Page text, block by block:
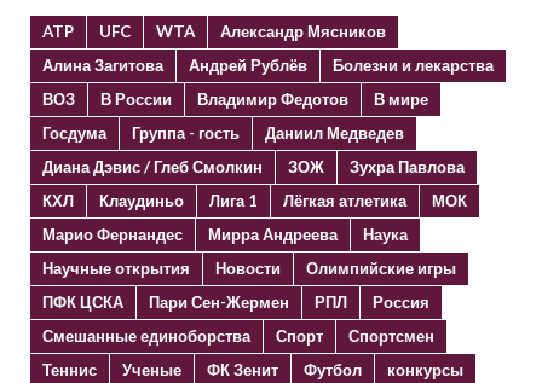
ATP UFC WTA
Александр Мясников
Алина Загитова
Андрей Рублёв
Болезни и лекарства
ВОЗ
В России Владимир Федотов
В мире
Госдума
Группа - гость
Даниил Медведев
Диана Дэвис / Глеб Смолкин
ЗОЖ
Зухра Павлова
КХЛ
Клаудиньо Лига 1 Лёгкая атлетика
МОК
Марио Фернандес
Мирра Андреева
Наука
Научные открытия
Новости
Олимпийские игры
ПФК ЦСКА
Пари Сен-Жермен РПЛ
Россия
Смешанные единоборства
Спорт
Спортсмен
Теннис
Ученые ФК Зенит Футбол
конкурсы